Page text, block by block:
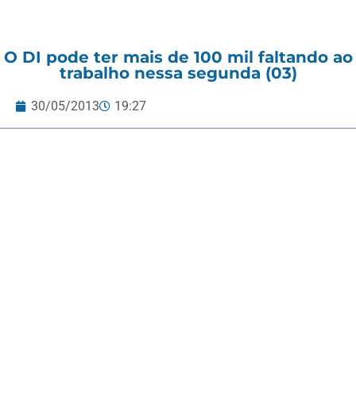
O DI pode ter mais de 100 mil faltando ao
trabalho nessa segunda (03)
30/05/2013 19:27